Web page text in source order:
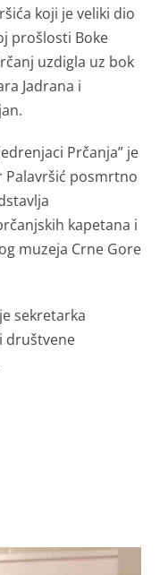
koji je veliki dio
prošlosti Boke
uzdigla uz bok
Jadrana i
Prčanja” je
Palavršić posmrtno
kapetana i
muzeja Crne Gore
sekretarka
društvene